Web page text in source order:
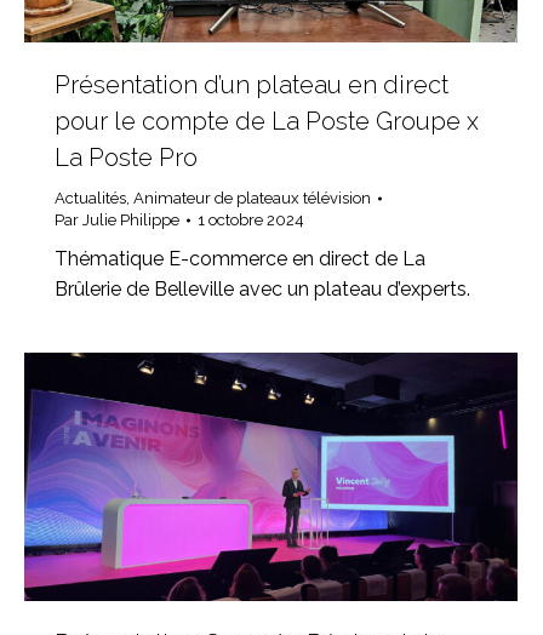
Présentation d’un plateau en direct
pour le compte de La Poste Groupe x
La Poste Pro
Actualités Animateur de plateaux télévision
Par Julie Philippe 1 octobre 2024
Thématique E-commerce en direct de La
Brûlerie de Belleville avec un plateau d’experts.